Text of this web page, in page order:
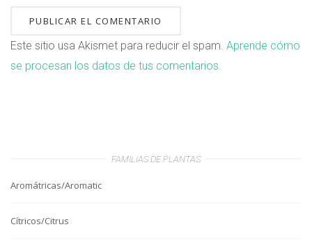
Este sitio usa Akismet para reducir el spam. Aprende cómo
se procesan los datos de tus comentarios.
FAMILIAS DE PLANTAS
Aromátricas/Aromatic
Cítricos/Citrus